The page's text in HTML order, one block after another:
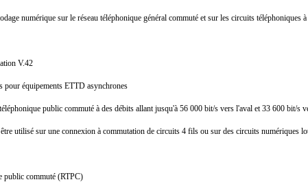
numérique sur le réseau téléphonique général commuté et sur les circuits téléphoniques
V.42
pour équipements ETTD asynchrones
public commuté à des débits allant jusqu'à 56 000 bit/s vers l'aval et 33 600 bit/s
utilisé sur une connexion à commutation de circuits 4 fils ou sur des circuits numériques
public commuté (RTPC)